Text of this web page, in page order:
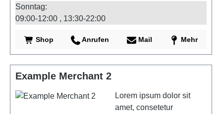
Sonntag:
09:00-12:00
13:30-22:00
Shop Anrufen Mail Mehr
Example Merchant 2
Lorem ipsum dolor sit
amet, consetetur